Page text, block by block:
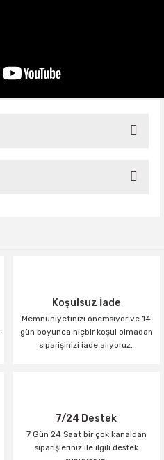
Koşulsuz İade
Memnuniyetinizi önemsiyor ve 14
gün boyunca hiçbir koşul olmadan
siparişinizi iade alıyoruz.
7/24 Destek
7 Gün 24 Saat bir çok kanaldan
siparişleriniz ile ilgili destek